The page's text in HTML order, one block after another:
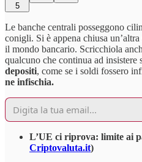
5
Le banche centrali posseggono
conigli. Si è appena chiusa un’altra
il mondo bancario. Scricchiola
qualcuno che continua ad insistere
depositi, come se i soldi fossero
ne infischia.
L’UE ci riprova: limite ai
Criptovaluta.it)